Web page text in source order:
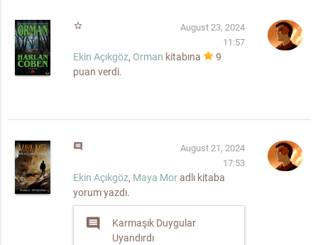
star_border
August 23, 2024
11:57
Ekin Açıkgöz, Orman kitabına
9
puan verdi.
comment
August 21, 2024
17:53
Ekin Açıkgöz, Maya Mor adlı kitaba
yorum yazdı.
comment
Karmaşık Duygular
Uyandırdı